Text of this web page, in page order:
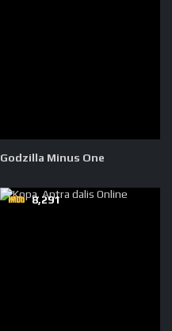
Godzilla Minus One
8,291